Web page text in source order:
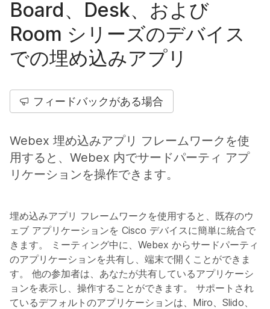
Board、Desk、および
Room シリーズのデバイス
での埋め込みアプリ
フィードバックがある場合
Webex 埋め込みアプリ フレームワークを使
用すると、Webex 内でサードパーティ アプ
リケーションを操作できます。
埋め込みアプリ フレームワークを使用すると、既存のウ
ェブ アプリケーションを Cisco デバイスに簡単に統合で
きます。 ミーティング中に、Webex からサードパーティ
のアプリケーションを共有し、端末で開くことができま
す。 他の参加者は、あなたが共有しているアプリケーシ
ョンを表示し、操作することができます。 サポートされ
ているデフォルトのアプリケーションは、Miro、Slido、